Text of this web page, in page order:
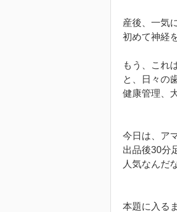
産後、一気
初めて神経
もう、これ
と、日々の
健康管理、
今日は、ア
出品後30分
人気なんだ
本題に入る